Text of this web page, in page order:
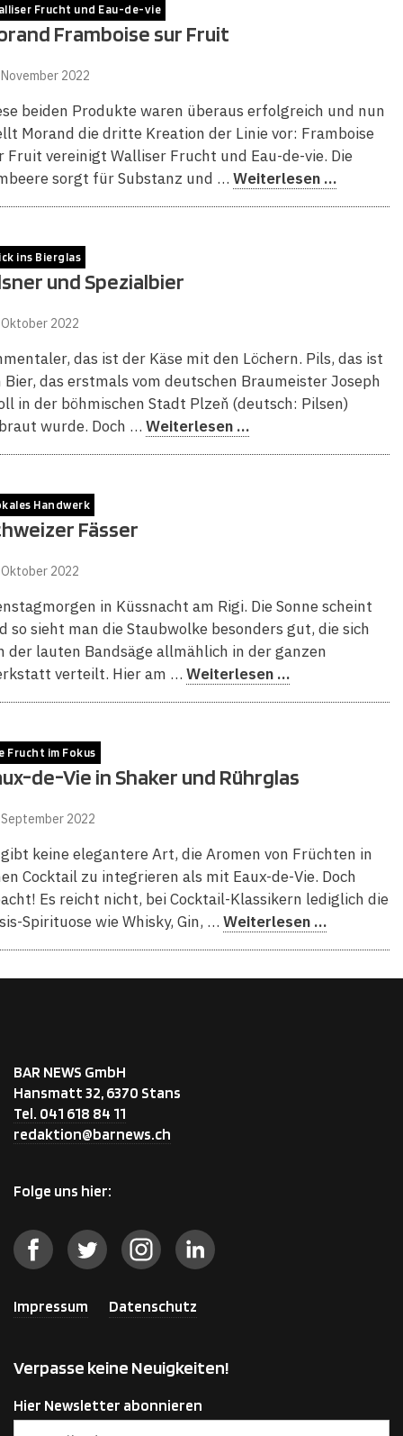
Frucht und Eau-de-vie
Framboise sur Fruit
2022
beiden Produkte waren überaus erfolgreich und nun
Morand die dritte Kreation der Linie vor: Framboise
Fruit vereinigt Walliser Frucht und Eau-de-vie. Die
sorgt für Substanz und … Weiterlesen …
ins Bierglas
und Spezialbier
2022
das ist der Käse mit den Löchern. Pils, das ist
Bier, das erstmals vom deutschen Braumeister Joseph
in der böhmischen Stadt Plzeň (deutsch: Pilsen)
wurde. Doch … Weiterlesen …
Handwerk
Fässer
2022
in Küssnacht am Rigi. Die Sonne scheint
so sieht man die Staubwolke besonders gut, die sich
der lauten Bandsäge allmählich in der ganzen
verteilt. Hier am … Weiterlesen …
Frucht im Fokus
de-Vie in Shaker und Rührglas
2022
keine elegantere Art, die Aromen von Früchten in
Cocktail zu integrieren als mit Eaux-de-Vie. Doch
Es reicht nicht, bei Cocktail-Klassikern lediglich die
Spirituose wie Whisky, Gin, … Weiterlesen …
BAR NEWS GmbH
Hansmatt 32, 6370 Stans
Tel. 041 618 84 11
redaktion@barnews.ch
Folge uns hier:
Impressum Datenschutz
Verpasse keine Neuigkeiten!
Hier Newsletter abonnieren